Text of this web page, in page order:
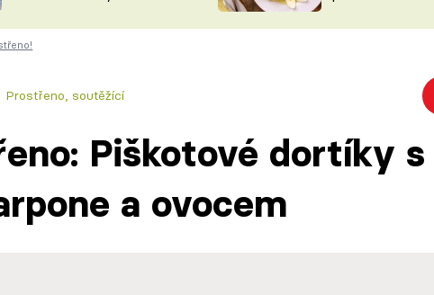
ČESKO NA TALÍŘI
KUCHAŘKA
VYCHYTÁVKY
Prostřeno, soutěžící
Piškotové dortíky s
a ovocem